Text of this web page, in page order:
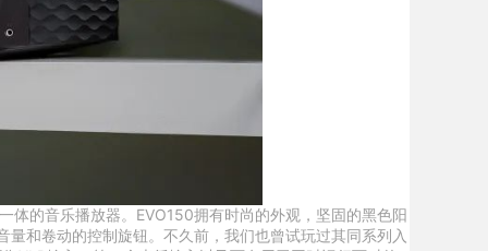
的音乐播放器。EVO150拥有时尚的外观，坚固的黑色阳
和卷动的控制旋钮。不久前，我们也曾试玩过其同系列入